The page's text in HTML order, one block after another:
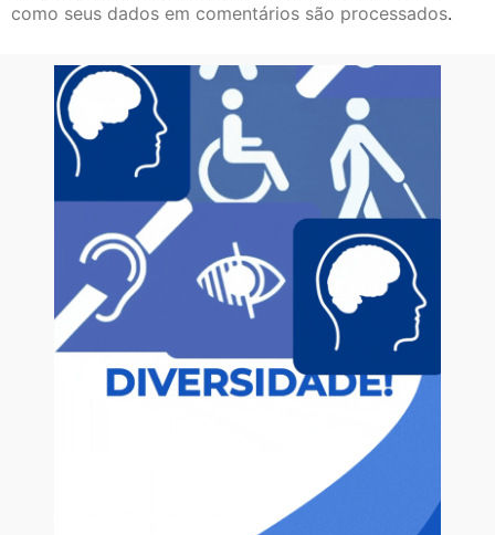
como seus dados em comentários são processados.